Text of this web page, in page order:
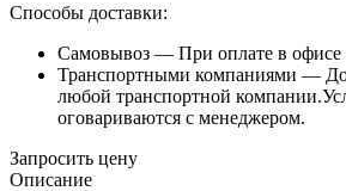
Способы доставки:
Самовывоз — При оплате в
Транспортными компаниями —
любой транспортной
оговариваются с менеджером.
Запросить цену
Описание